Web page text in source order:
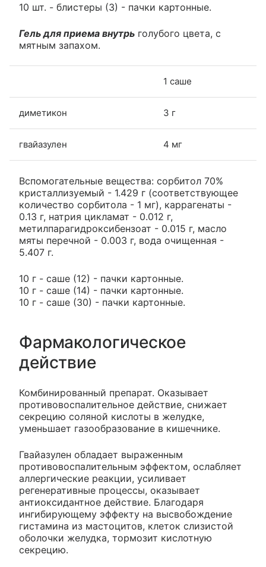
10 шт. - блистеры (3) - пачки картонные.
Гель для приема внутрь голубого цвета, с
мятным запахом.
1 саше
диметикон 3 г
гвайазулен 4 мг
Вспомогательные вещества: сорбитол 70%
кристаллизуемый - 1.429 г (соответствующее
количество сорбитола - 1 мг), каррагенаты -
0.13 г, натрия цикламат - 0.012 г,
метилпарагидроксибензоат - 0.015 г, масло
мяты перечной - 0.003 г, вода очищенная -
5.407 г.
10 г - саше (12) - пачки картонные.
10 г - саше (14) - пачки картонные.
10 г - саше (30) - пачки картонные.
Фармакологическое
действие
Комбинированный препарат. Оказывает
противовоспалительное действие, снижает
секрецию соляной кислоты в желудке,
уменьшает газообразование в кишечнике.
Гвайазулен обладает выраженным
противовоспалительным эффектом, ослабляет
аллергические реакции, усиливает
регенеративные процессы, оказывает
антиоксидантное действие. Благодаря
ингибирующему эффекту на высвобождение
гистамина из мастоцитов, клеток слизистой
оболочки желудка, тормозит кислотную
секрецию.